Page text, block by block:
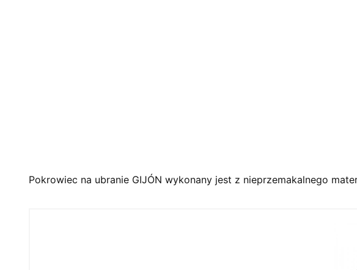
Pokrowiec na ubranie GIJÓN wykonany jest z nieprzemakalnego